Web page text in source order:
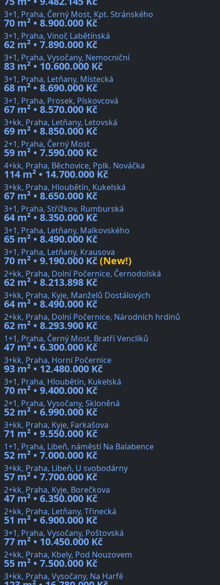
3+1, Praha, Černý Most, Kpt. Stránského
70 m² • 8.900.000 Kč
3+1, Praha, Vinoř, Labětínská
62 m² • 7.890.000 Kč
3+1, Praha, Vysočany, Nemocniční
83 m² • 10.600.000 Kč
3+1, Praha, Letňany, Místecká
68 m² • 8.690.000 Kč
3+1, Praha, Prosek, Pískovcová
67 m² • 8.570.000 Kč
3+kk, Praha, Letňany, Letovská
69 m² • 8.850.000 Kč
2+1, Praha, Černý Most
59 m² • 7.590.000 Kč
4+kk, Praha, Běchovice, Pplk. Nováčka
114 m² • 14.700.000 Kč
3+kk, Praha, Hloubětín, Kukelská
67 m² • 8.650.000 Kč
3+1, Praha, Střížkov, Rumburská
64 m² • 8.350.000 Kč
3+1, Praha, Letňany, Malkovského
65 m² • 8.490.000 Kč
3+1, Praha, Letňany, Krausova
70 m² • 9.190.000 Kč(New!)
2+kk, Praha, Dolní Počernice, Černodolská
62 m² • 8.213.898 Kč
3+kk, Praha, Kyje, Manželů Dostálových
64 m² • 8.490.000 Kč
2+kk, Praha, Dolní Počernice, Národních hrdinů
62 m² • 8.293.900 Kč
1+1, Praha, Černý Most, Bratří Venclíků
47 m² • 6.300.000 Kč
3+kk, Praha, Horní Počernice
93 m² • 12.480.000 Kč
3+1, Praha, Hloubětín, Kukelská
70 m² • 9.400.000 Kč
2+1, Praha, Vysočany, Skloněná
52 m² • 6.990.000 Kč
3+kk, Praha, Kyje, Farkašova
71 m² • 9.550.000 Kč
1+1, Praha, Libeň, náměstí Na Balabence
52 m² • 7.000.000 Kč
3+kk, Praha, Libeň, U svobodárny
57 m² • 7.700.000 Kč
2+kk, Praha, Kyje, Borečkova
47 m² • 6.350.000 Kč
2+kk, Praha, Letňany, Třinecká
51 m² • 6.900.000 Kč
3+1, Praha, Vysočany, Poštovská
77 m² • 10.450.000 Kč
2+kk, Praha, Kbely, Pod Nouzovem
55 m² • 7.500.000 Kč
3+kk, Praha, Vysočany, Na Harfě